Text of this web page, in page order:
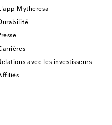
Mytheresa
avec les investisseurs